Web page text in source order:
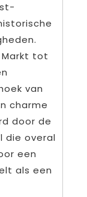
Markt tot
van
charme
door de
die overal
een
als een